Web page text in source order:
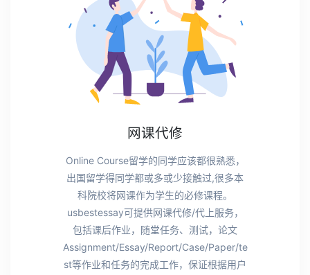
网课代修
Online Course留学的同学应该都很熟悉，
出国留学得同学都或多或少接触过,很多本
科院校将网课作为学生的必修课程。
usbestessay可提供网课代修/代上服务，
包括课后作业，随堂任务、测试，论文
Assignment/Essay/Report/Case/Paper/te
st等作业和任务的完成工作，保证根据用户